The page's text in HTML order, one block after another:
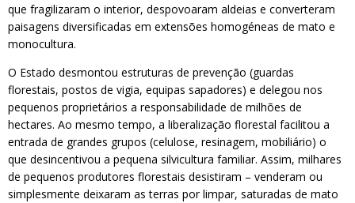
que fragilizaram o interior, despovoaram aldeias e converteram
paisagens diversificadas em extensões homogéneas de mato e
monocultura.
O Estado desmontou estruturas de prevenção (guardas
florestais, postos de vigia, equipas sapadores) e delegou nos
pequenos proprietários a responsabilidade de milhões de
hectares. Ao mesmo tempo, a liberalização florestal facilitou a
entrada de grandes grupos (celulose, resinagem, mobiliário) o
que desincentivou a pequena silvicultura familiar. Assim, milhares
de pequenos produtores florestais desistiram – venderam ou
simplesmente deixaram as terras por limpar, saturadas de mato